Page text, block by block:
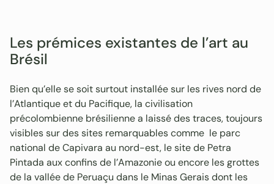
Les prémices existantes de l’art au
Brésil
Bien qu’elle se soit surtout installée sur les rives nord de
l’Atlantique et du Pacifique, la civilisation
précolombienne brésilienne a laissé des traces, toujours
visibles sur des sites remarquables comme le parc
national de Capivara au nord-est, le site de Petra
Pintada aux confins de l’Amazonie ou encore les grottes
de la vallée de Peruaçu dans le Minas Gerais dont les